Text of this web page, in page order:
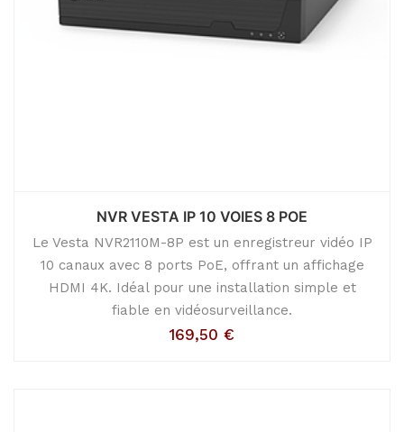
NVR VESTA IP 10 VOIES 8 POE
Le Vesta NVR2110M-8P est un enregistreur vidéo IP
10 canaux avec 8 ports PoE, offrant un affichage
HDMI 4K. Idéal pour une installation simple et
fiable en vidéosurveillance.
169,50 €